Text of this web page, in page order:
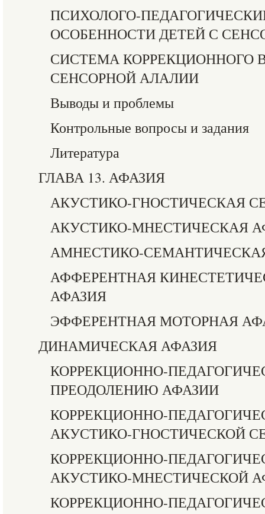
ПСИХОЛОГО-
ОСОБЕННОСТИ ДЕТЕЙ С
СИСТЕМА КОРРЕКЦИОННОГО
СЕНСОРНОЙ АЛАЛИИ
Выводы и проблемы
Контрольные вопросы и задания
Литература
ГЛАВА 13. АФАЗИЯ
АКУСТИКО-ГНОСТИЧЕСКАЯ
АКУСТИКО-МНЕСТИЧЕСКАЯ
АМНЕСТИКО-
АФФЕРЕНТНАЯ
АФАЗИЯ
ЭФФЕРЕНТНАЯ МОТОРНАЯ
ДИНАМИЧЕСКАЯ АФАЗИЯ
КОРРЕКЦИОННО-
ПРЕОДОЛЕНИЮ АФАЗИИ
КОРРЕКЦИОННО-
АКУСТИКО-ГНОСТИЧЕСКОЙ
КОРРЕКЦИОННО-
АКУСТИКО-МНЕСТИЧЕСКОЙ
КОРРЕКЦИОННО-